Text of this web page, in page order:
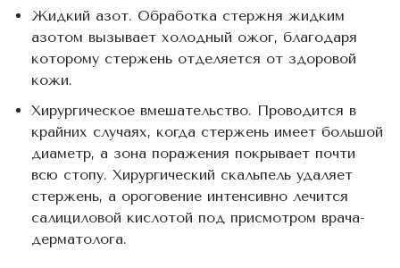
Жидкий азот. Обработка стержня жидким
азотом вызывает холодный ожог, благодаря
которому стержень отделяется от здоровой
кожи.
Хирургическое вмешательство. Проводится в
крайних случаях, когда стержень имеет большой
диаметр, а зона поражения покрывает почти
всю стопу. Хирургический скальпель удаляет
стержень, а ороговение интенсивно лечится
салициловой кислотой под присмотром врача-
дерматолога.